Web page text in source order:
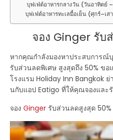
บุฟเฟ่ต์อาหารกลางวัน (วันอาทิตย์
บุฟเฟ่ต์อาหารทะเลมื้อเย็น (ศุกร์–เส
จอง Ginger รับ
หากคุณกำลังมองหาประสบการณ์
รับส่วนลดพิเศษ สูงสุดถึง 50% ขอ
โรงแรม Holiday Inn Bangkok
นกับแอปEatigo ที่ให้คุณจองและ
จองGinger รับส่วนลดสูงสุด 50%